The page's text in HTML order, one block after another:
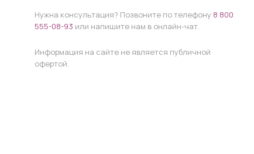
Нужна консультация? Позвоните по телефону 8 800
555-08-93 или напишите нам в онлайн-чат.
Информация на сайте не является публичной
офертой.